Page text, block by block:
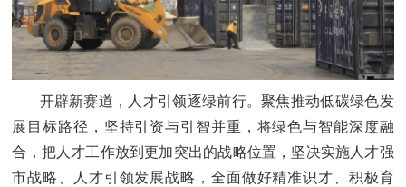
开辟新赛道，人才引领逐绿前行。聚焦推动低碳绿色发
展目标路径，坚持引资与引智并重，将绿色与智能深度融
合，把人才工作放到更加突出的战略位置，坚决实施人才强
市战略、人才引领发展战略，全面做好精准识才、积极育